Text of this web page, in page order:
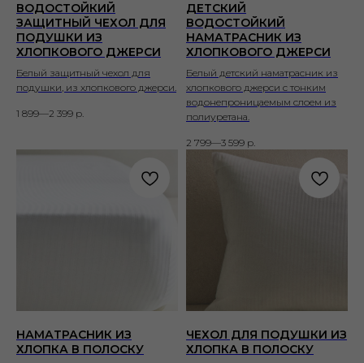
ВОДОСТОЙКИЙ
ЗАЩИТНЫЙ ЧЕХОЛ ДЛЯ
ПОДУШКИ ИЗ
ХЛОПКОВОГО ДЖЕРСИ
Белый защитный чехол для
подушки, из хлопкового джерси.
1 899—2 399 р.
ДЕТСКИЙ
ВОДОСТОЙКИЙ
НАМАТРАСНИК ИЗ
ХЛОПКОВОГО ДЖЕРСИ
Белый детский наматрасник из
хлопкового джерси с тонким
водонепроницаемым слоем из
полиуретана.
2 799—3 599 р.
НАМАТРАСНИК ИЗ
ХЛОПКА В ПОЛОСКУ
ЧЕХОЛ ДЛЯ ПОДУШКИ ИЗ
ХЛОПКА В ПОЛОСКУ